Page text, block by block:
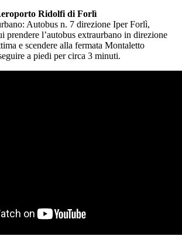
Ridolfi di Forlì
Autobus n. 7 direzione Iper Forlì,
prendere l’autobus extraurbano in direzione
e scendere alla fermata Montaletto
a piedi per circa 3 minuti.